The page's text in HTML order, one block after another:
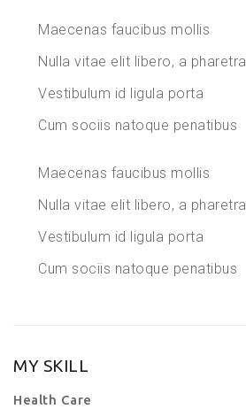
Maecenas faucibus mollis
Nulla vitae elit libero, a pharetra
Vestibulum id ligula porta
Cum sociis natoque penatibus
Maecenas faucibus mollis
Nulla vitae elit libero, a pharetra
Vestibulum id ligula porta
Cum sociis natoque penatibus
MY SKILL
Health Care